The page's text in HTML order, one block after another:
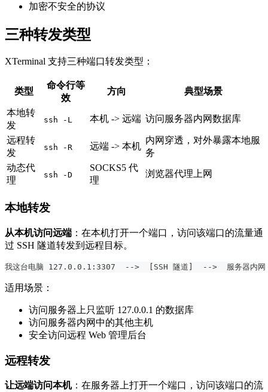
加密不安全的协议
三种转发类型
XTerminal 支持三种端口转发类型：
类型
命令行等
效
方向 典型场景
本地转
发
ssh -L 本机 -> 远端 访问服务器内网数据库
远程转
发
ssh -R 远端 -> 本机
内网穿透，对外暴露本地服
务
动态代
理
ssh -D
SOCKS5 代
理
浏览器代理上网
本地转发
从本机访问远端 ：在本机打开一个端口，访问该端口的流量通
过 SSH 隧道转发到远程目标。
我这台电脑 127.0.0.1:3307  -->  [SSH 隧道]  -->  服务器内网
适用场景：
访问服务器上只监听 127.0.0.1 的数据库
访问服务器内网中的其他主机
安全访问远程 Web 管理后台
远程转发
让远端访问本机：在服务器上打开一个端口，访问该端口的流